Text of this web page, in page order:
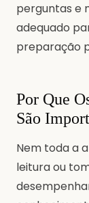
perguntas e
adequado
preparação
Por Que
São
Nem toda a
leitura ou